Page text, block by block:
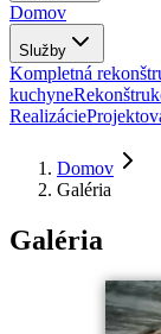
Domov
Služby
Kompletná
kuchyne
Realizácie
Domov
Galéria
Galéria